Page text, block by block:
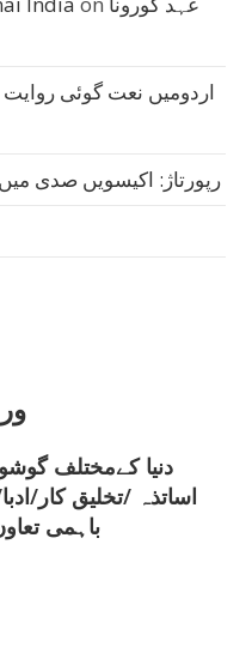
اردومیں نعت گوئی روایت
رپورتاژ: اکیسویں صدی
دنیا کےمختلف
اساتذہ /تخلیق کار/
باہمی